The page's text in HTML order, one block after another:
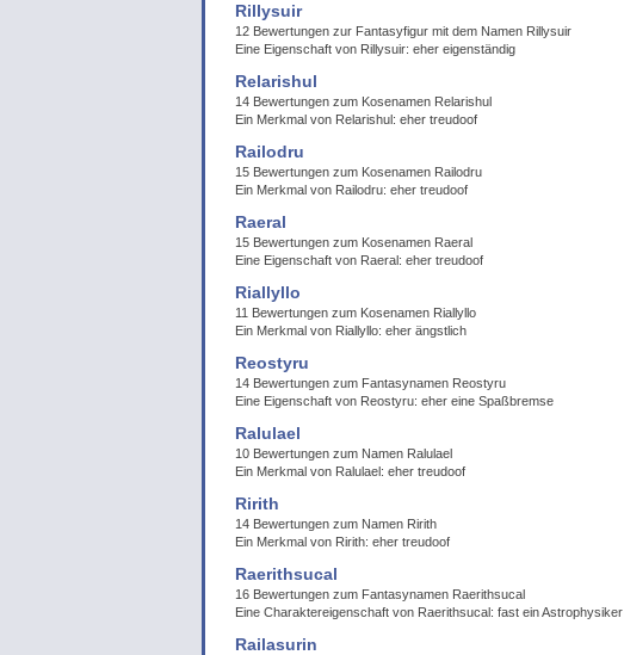
Rillysuir
12 Bewertungen zur Fantasyfigur mit dem Namen Rillysuir
Eine Eigenschaft von Rillysuir: eher eigenständig
Relarishul
14 Bewertungen zum Kosenamen Relarishul
Ein Merkmal von Relarishul: eher treudoof
Railodru
15 Bewertungen zum Kosenamen Railodru
Ein Merkmal von Railodru: eher treudoof
Raeral
15 Bewertungen zum Kosenamen Raeral
Eine Eigenschaft von Raeral: eher treudoof
Riallyllo
11 Bewertungen zum Kosenamen Riallyllo
Ein Merkmal von Riallyllo: eher ängstlich
Reostyru
14 Bewertungen zum Fantasynamen Reostyru
Eine Eigenschaft von Reostyru: eher eine Spaßbremse
Ralulael
10 Bewertungen zum Namen Ralulael
Ein Merkmal von Ralulael: eher treudoof
Ririth
14 Bewertungen zum Namen Ririth
Ein Merkmal von Ririth: eher treudoof
Raerithsucal
16 Bewertungen zum Fantasynamen Raerithsucal
Eine Charaktereigenschaft von Raerithsucal: fast ein Astrophysiker
Railasurin